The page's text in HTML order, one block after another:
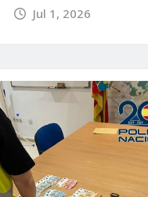
Jul 1, 2026